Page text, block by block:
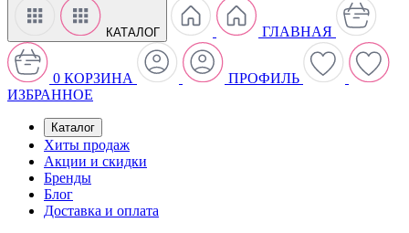
КАТАЛОГ ГЛАВНАЯ
0 КОРЗИНА
ПРОФИЛЬ
ИЗБРАННОЕ
Каталог
Хиты продаж
Акции и скидки
Бренды
Блог
Доставка и оплата